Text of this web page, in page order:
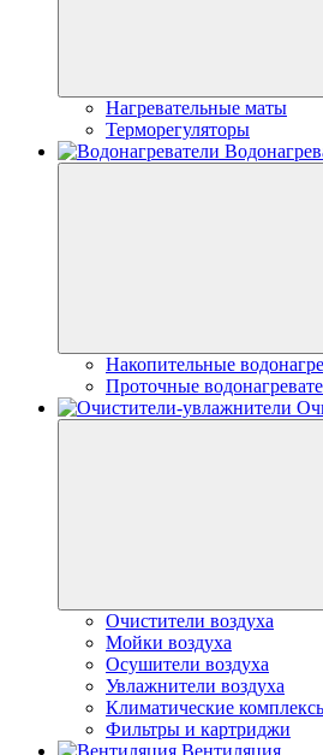
Нагревательные маты
Терморегуляторы
Накопительные
Проточные
Очистители воздуха
Мойки воздуха
Осушители воздуха
Увлажнители воздуха
Климатические
Фильтры и картриджи
Вентиляция